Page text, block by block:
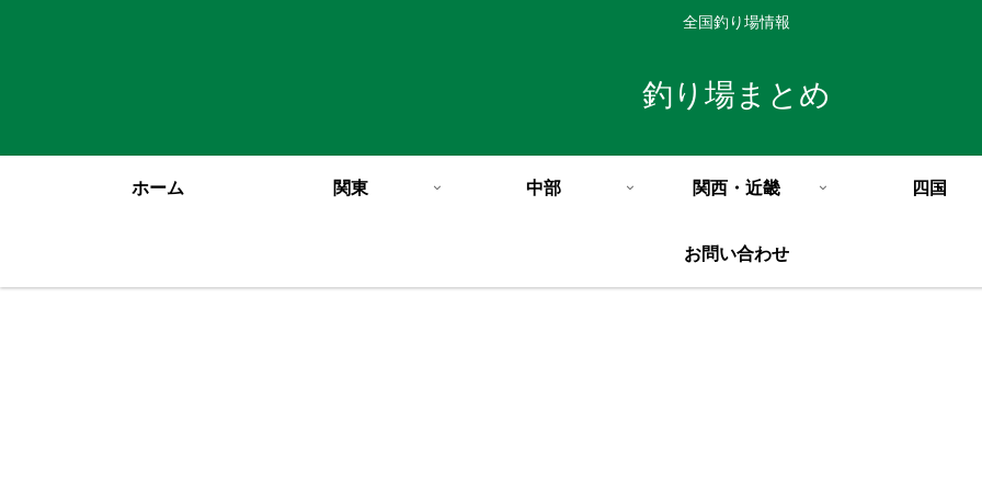
全国釣り場情報
釣り場まとめ
ホーム 関東 中部 関西・近畿 四国
お問い合わせ